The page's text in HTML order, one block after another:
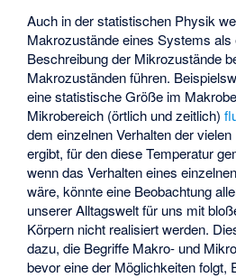
Auch in der statistischen Physik
Makrozustände eines Systems
Beschreibung der Mikrozustände
Makrozuständen führen.
eine statistische Größe im
Mikrobereich (örtlich und zeitlich)
dem einzelnen Verhalten der
ergibt, für den diese Temperatur
wenn das Verhalten eines
wäre, könnte eine Beobachtung
unserer Alltagswelt für uns mit
Körpern nicht realisiert werden.
dazu, die Begriffe Makro- und
bevor eine der Möglichkeiten folgt,